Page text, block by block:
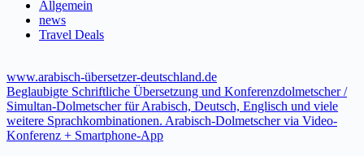
Allgemein
news
Travel Deals
www.arabisch-übersetzer-deutschland.de
Beglaubigte Schriftliche Übersetzung und Konferenzdolmetscher /
Simultan-Dolmetscher für Arabisch, Deutsch, Englisch und viele
weitere Sprachkombinationen. Arabisch-Dolmetscher via Video-
Konferenz + Smartphone-App